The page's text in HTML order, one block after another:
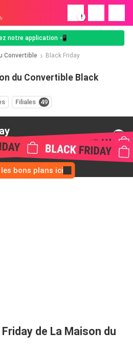
!
notre application 📲
Convertible Black Friday
du Convertible Black
Filiales 49
bons plans ici
de La Maison du